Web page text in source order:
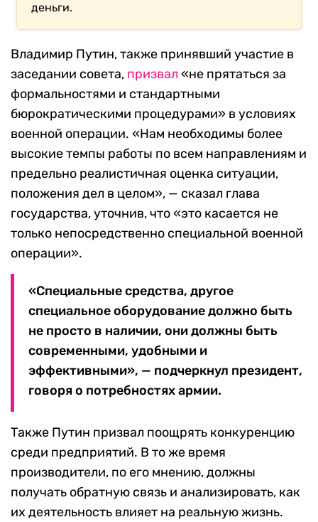
деньги.
Владимир Путин, также принявший участие в
заседании совета, призвал «не прятаться за
формальностями и стандартными
бюрократическими процедурами» в условиях
военной операции. «Нам необходимы более
высокие темпы работы по всем направлениям и
предельно реалистичная оценка ситуации,
положения дел в целом», — сказал глава
государства, уточнив, что «это касается не
только непосредственно специальной военной
операции».
«Специальные средства, другое
специальное оборудование должно быть
не просто в наличии, они должны быть
современными, удобными и
эффективными», — подчеркнул президент,
говоря о потребностях армии.
Также Путин призвал поощрять конкуренцию
среди предприятий. В то же время
производители, по его мнению, должны
получать обратную связь и анализировать, как
их деятельность влияет на реальную жизнь.